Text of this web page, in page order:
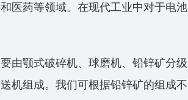
医药等领域。在现代工业中对于电池
由颚式破碎机、球磨机、铅锌矿分级
机组成。我们可根据铅锌矿的组成不